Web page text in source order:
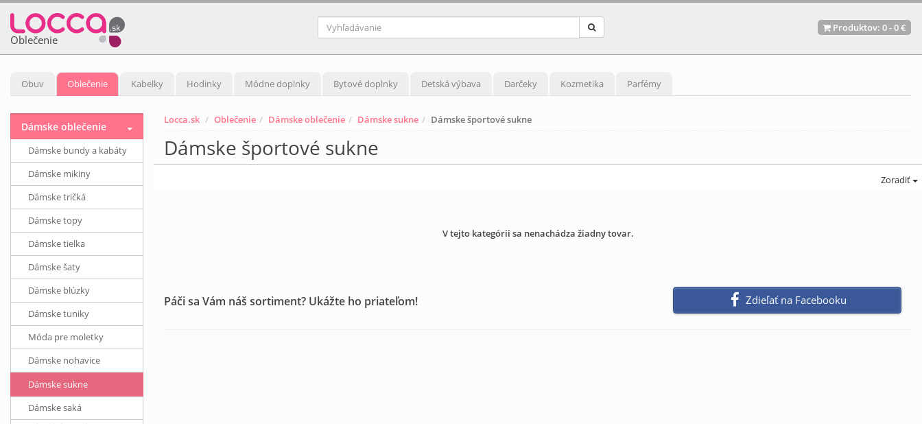
Oblečenie
Produktov: 0-0 €
Obuv Oblečenie Kabelky Hodinky Módne doplnky Bytové doplnky Detská výbava Darčeky Kozmetika Parfémy
Locca.sk Oblečenie Dámske oblečenie Dámske sukne Dámske športové sukne
Dámske športové sukne
Zoradiť
V tejto kategórii sa nenachádza žiadny tovar.
Páči sa Vám náš sortiment? Ukážte ho priateľom! Zdieľať na Facebooku
Dámske oblečenie
Dámske bundy a kabáty
Dámske mikiny
Dámske tričká
Dámske topy
Dámske tielka
Dámske šaty
Dámske blúzky
Dámske tuniky
Móda pre moletky
Dámske nohavice
Dámske sukne
Dámske saká